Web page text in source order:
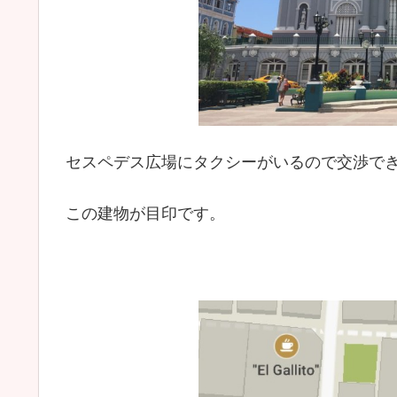
セスペデス広場にタクシーがいるので交渉で
この建物が目印です。